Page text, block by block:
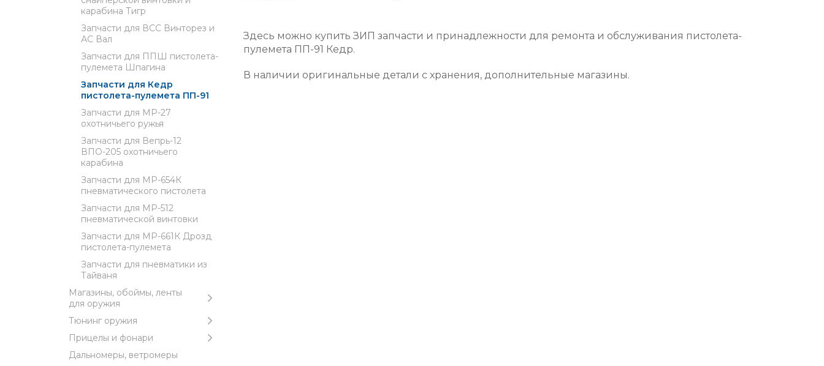
карабина Тигр
Запчасти для ВСС Винторез и
АС Вал
Запчасти для ППШ пистолета-
пулемета Шпагина
Запчасти для Кедр
пистолета-пулемета ПП-91
Запчасти для МР-27
охотничьего ружья
Запчасти для Вепрь-12
ВПО-205 охотничьего
карабина
Запчасти для МР-654К
пневматического пистолета
Запчасти для МР-512
пневматической винтовки
Запчасти для МР-661К Дрозд
пистолета-пулемета
Запчасти для пневматики из
Тайваня
Магазины, обоймы, ленты
для оружия
Тюнинг оружия
Прицелы и фонари
Дальномеры, ветромеры
Здесь можно купить ЗИП запчасти и принадлежности для ремонта и обслуживания пистолета-
пулемета ПП-91 Кедр.
В наличии оригинальные детали с хранения, дополнительные магазины.